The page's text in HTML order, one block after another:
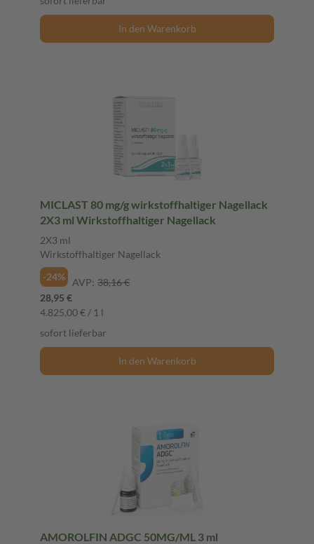
In den Warenkorb
MICLAST 80 mg/g wirkstoffhaltiger Nagellack
2X3 ml Wirkstoffhaltiger Nagellack
2X3 ml
Wirkstoffhaltiger Nagellack
-24%
AVP: 38,16 €
28,95 €
4.825,00 € / 1 l
sofort lieferbar
In den Warenkorb
AMOROLFIN ADGC 50MG/ML 3 ml